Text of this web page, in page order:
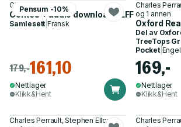
Pensum -10%
Charles Perrault
Contes + audio download - LFF A2
Samlesett |Fransk
179,-161,10
Nettlager
Klikk&Hent
Charles
og 1 annen
Oxford
Del av
TreeTops
Pocket|
169,-
Nettlager
Klikk&Hent
Charles Perrault, Stephen Ellcock
Charles